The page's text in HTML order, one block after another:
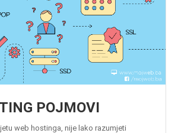
POJMOVI
web hostinga, nije lako razumjeti